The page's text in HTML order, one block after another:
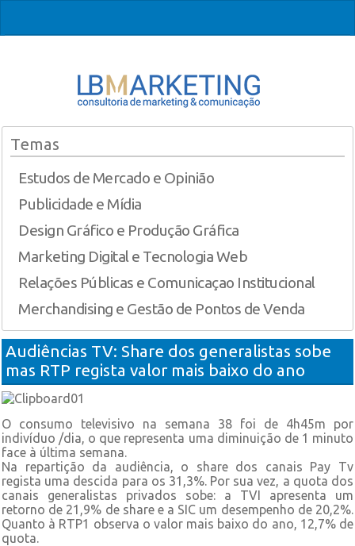
Temas
Estudos de Mercado e Opinião
Publicidade e Mídia
Design Gráfico e Produção Gráfica
Marketing Digital e Tecnologia Web
Relações Públicas e Comunicaçao Institucional
Merchandising e Gestão de Pontos de Venda
Audiências TV: Share dos generalistas sobe
mas RTP regista valor mais baixo do ano
O consumo televisivo na semana 38 foi de 4h45m por
indivíduo /dia, o que representa uma diminuição de 1 minuto
face à última semana.
Na repartição da audiência, o share dos canais Pay Tv
regista uma descida para os 31,3%. Por sua vez, a quota dos
canais generalistas privados sobe: a TVI apresenta um
retorno de 21,9% de share e a SIC um desempenho de 20,2%.
Quanto à RTP1 observa o valor mais baixo do ano, 12,7% de
quota.